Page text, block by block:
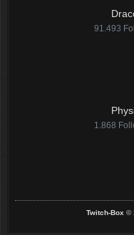
91.493
1.868
Twitch-Box ©